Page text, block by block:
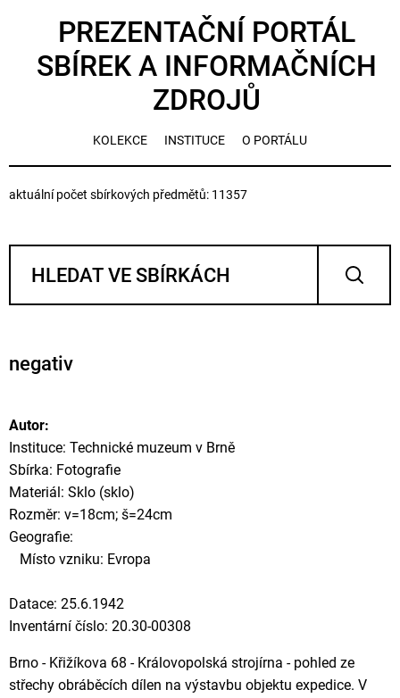
PREZENTAČNÍ PORTÁL
SBÍREK A INFORMAČNÍCH
ZDROJŮ
KOLEKCE INSTITUCE O PORTÁLU
aktuální počet sbírkových předmětů: 11357
negativ
Autor:
Instituce: Technické muzeum v Brně
Sbírka: Fotografie
Materiál: Sklo (sklo)
Rozměr: v=18cm; š=24cm
Geografie:
Místo vzniku: Evropa
Datace: 25.6.1942
Inventární číslo: 20.30-00308
Brno - Křižíkova 68 - Královopolská strojírna - pohled ze
střechy obráběcích dílen na výstavbu objektu expedice. V